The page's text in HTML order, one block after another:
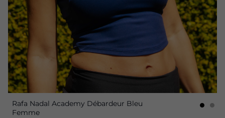
Rafa Nadal Academy Débardeur Bleu
Femme